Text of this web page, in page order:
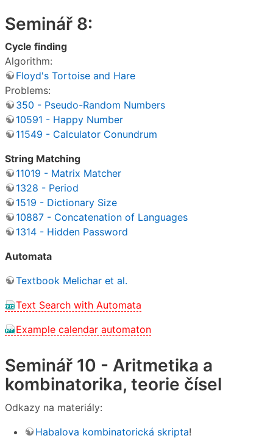
Seminář 8:
Cycle finding
Algorithm:
Floyd's Tortoise and Hare
Problems:
350 - Pseudo-Random Numbers
10591 - Happy Number
11549 - Calculator Conundrum
String Matching
11019 - Matrix Matcher
1328 - Period
1519 - Dictionary Size
10887 - Concatenation of Languages
1314 - Hidden Password
Automata
Textbook Melichar et al.
Text Search with Automata
Example calendar automaton
Seminář 10 - Aritmetika a
kombinatorika, teorie čísel
Odkazy na materiály:
Habalova kombinatorická skripta!